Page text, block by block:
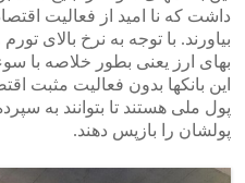
داشت که نا امید از فعالیت
بهای ارز یعنی بطور خلاصه با
این بانکها بدون فعالیت مثبت
پول ملی هستند تا بتوانند به
پولشان را بازپس دهند.